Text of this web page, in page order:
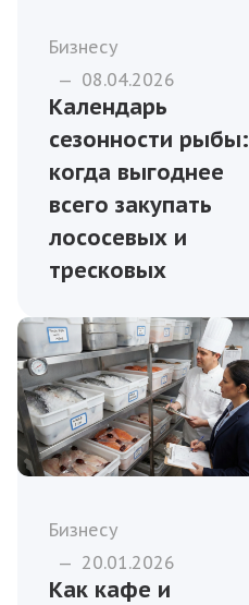
Бизнесу
— 08.04.2026
Календарь
сезонности рыбы:
когда выгоднее
всего закупать
лососевых и
тресковых
Бизнесу
— 20.01.2026
Как кафе и